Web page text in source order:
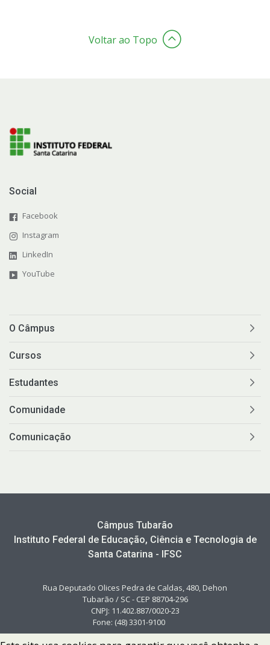
Voltar ao Topo
Social
Facebook
Instagram
LinkedIn
YouTube
O Câmpus
Cursos
Estudantes
Comunidade
Comunicação
Câmpus Tubarão
Instituto Federal de Educação, Ciência e Tecnologia de
Santa Catarina - IFSC
Rua Deputado Olices Pedra de Caldas, 480, Dehon
Tubarão / SC - CEP 88704-296
CNPJ: 11.402.887/0020-23
Fone: (48) 3301-9100